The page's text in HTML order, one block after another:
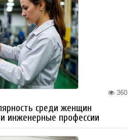
360
среди женщин
инженерные профессии